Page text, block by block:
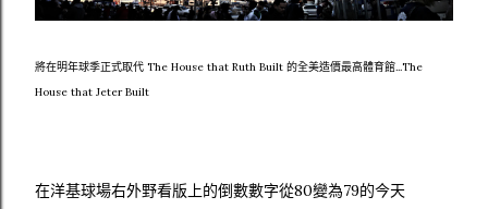
將在明年球季正式取代 The House that Ruth Built 的全美造價最高體育館...The
House that Jeter Built
在洋基球場右外野看版上的倒數數字從80變為79的今天